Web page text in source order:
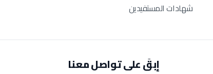
شهادات المستفيدين
إبقَ على تواصل معنا